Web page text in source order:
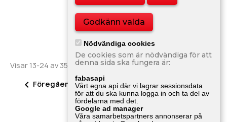
80,00 kr
Visar 13-24 av 3551 objekt
 Föregående123… 296 Nästa
Tillbaka till toppen 
Godkänn valda
Nödvändiga cookies
De cookies som är nödvändiga för att
denna sida ska fungera är:
fabasapi
Vårt egna api där vi lagrar sessionsdata
för att du ska kunna logga in och ta del av
fördelarna med det.
Google ad manager
Våra samarbetspartners annonserar på